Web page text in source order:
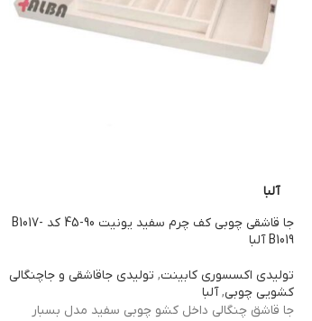
آلبا
جا قاشقی چوبی کف چرم سفید یونیت 90-45 کد B1017-
B1019 آلبا
تولیدی اکسسوری کابینت, تولیدی جاقاشقی و جاچنگالی
کشویی چوبی, آلبا
جا قاشق چنگالی داخل کشو چوبی سفید مدل بسبار